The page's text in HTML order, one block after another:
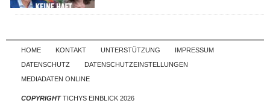
Skip to content
HOME KONTAKT UNTERSTÜTZUNG
IMPRESSUM
DATENSCHUTZ
DATENSCHUTZEINSTELLUNGEN
MEDIADATEN ONLINE
COPYRIGHTTICHYS EINBLICK 2026